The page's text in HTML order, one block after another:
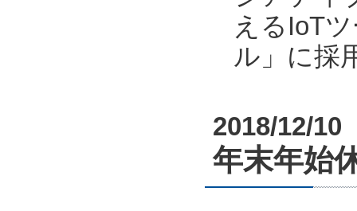
えるIoT
ル」に採
2018/12/10
年末年始